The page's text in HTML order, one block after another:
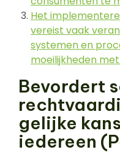
Het
vereist vaak
systemen en
moeilijkheden
Bevordert
gelijke
iedereen